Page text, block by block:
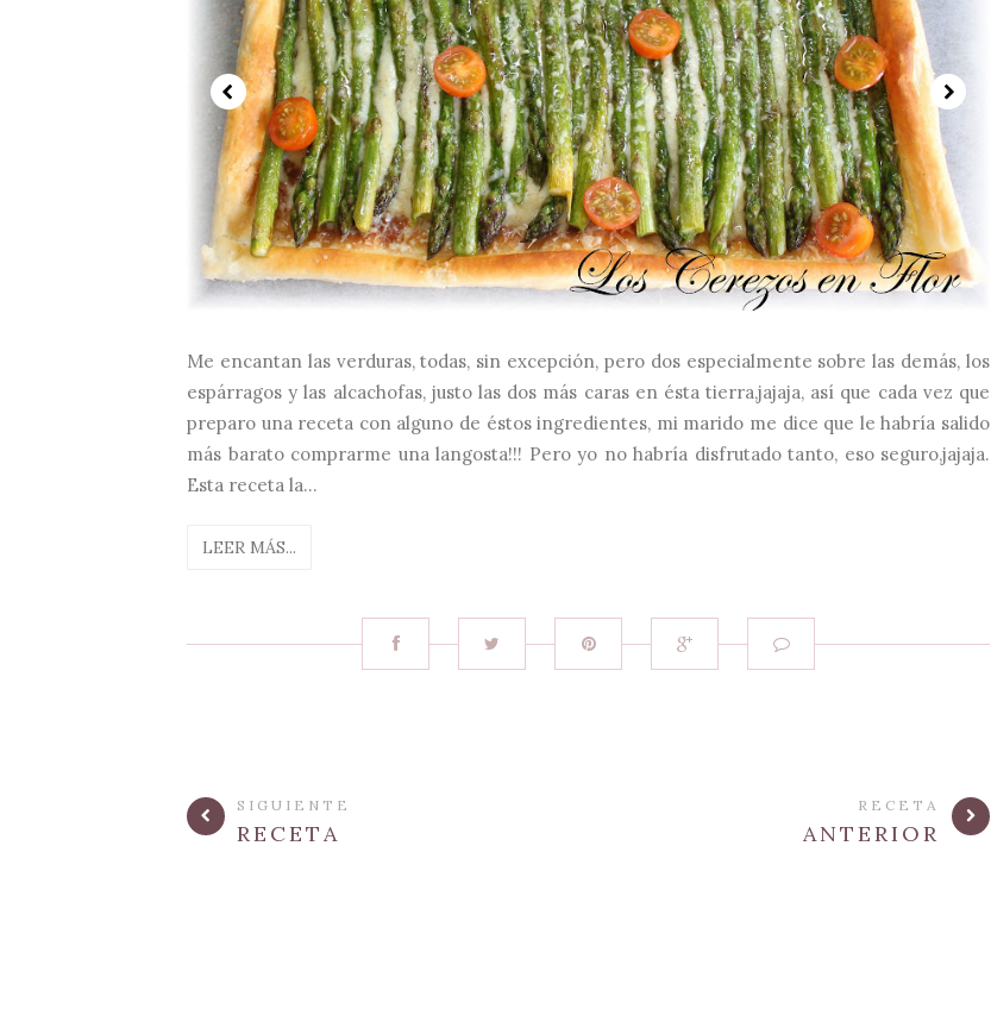
Me encantan las verduras, todas, sin excepción, pero dos especialmente sobre las demás, los
espárragos y las alcachofas, justo las dos más caras en ésta tierra,jajaja, así que cada vez que
preparo una receta con alguno de éstos ingredientes, mi marido me dice que le habría salido
más barato comprarme una langosta!!! Pero yo no habría disfrutado tanto, eso seguro,jajaja.
Esta receta la...
LEER MÁS...
SIGUIENTE
RECETA
RECETA
ANTERIOR